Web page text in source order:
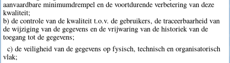
aanvaardbare minimumdrempel en de voortdurende verbetering van deze
kwaliteit;
b) de controle van de kwaliteit t.o.v. de gebruikers, de traceerbaarheid van
de wijziging van de gegevens en de vrijwaring van de historiek van de
toegang tot de gegevens;
c) de veiligheid van de gegevens op fysisch, technisch en organisatorisch
vlak;